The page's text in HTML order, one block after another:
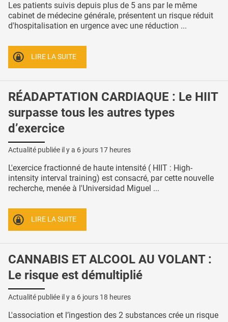
Les patients suivis depuis plus de 5 ans par le même
cabinet de médecine générale, présentent un risque réduit
d'hospitalisation en urgence avec une réduction ...
LIRE LA SUITE
RÉADAPTATION CARDIAQUE : Le HIIT
surpasse tous les autres types
d’exercice
Actualité publiée il y a 6 jours 17 heures
L'exercice fractionné de haute intensité ( HIIT : High-
intensity interval training) est consacré, par cette nouvelle
recherche, menée à l'Universidad Miguel ...
LIRE LA SUITE
CANNABIS ET ALCOOL AU VOLANT :
Le risque est démultiplié
Actualité publiée il y a 6 jours 18 heures
L'association et l’ingestion des 2 substances crée un risque